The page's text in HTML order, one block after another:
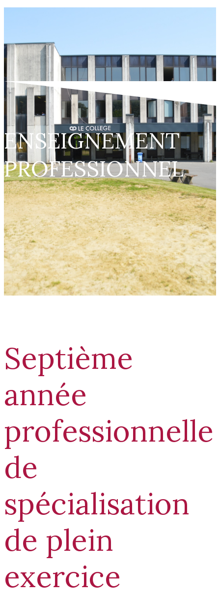
ENSEIGNEMENT
PROFESSIONNEL
Septième
année
professionnelle
de
spécialisation
de plein
exercice